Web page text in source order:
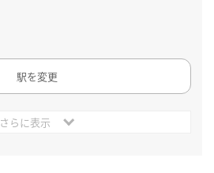
駅を変更
さらに表示